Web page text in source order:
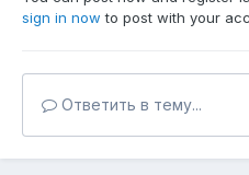
sign in now to post with your
Ответить в тему...